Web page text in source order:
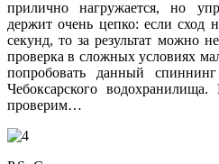
прилично нагружается, но
держит очень цепко: если сход
секунд, то за результат можно
проверка в сложных условиях
попробовать данный
Чебоксарского
проверим…